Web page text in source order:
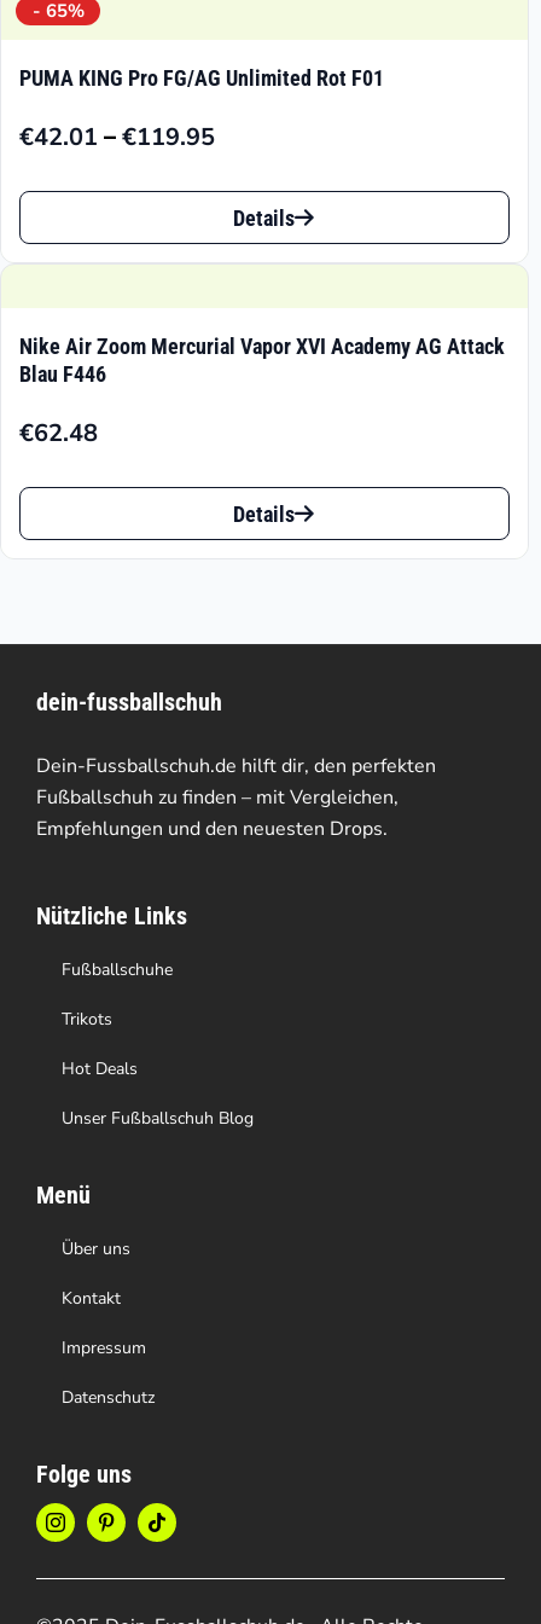
- 65%
PUMA KING Pro FG/AG Unlimited Rot F01
€42.01 –€119.95
Preisspanne:
€42.01
€119.95
Dieses
Produkt
Varianten
Optionen
können
gewählt
werden
Details
Nike Air Zoom Mercurial Vapor XVI Academy AG Attack
Blau F446
€62.48
Dieses
Produkt
auf.
Die
Optionen
können
der
Produktseite
gewählt
werden
Details
dein-fussballschuh
Dein-Fussballschuh.de hilft dir, den perfekten
Fußballschuh zu finden – mit Vergleichen,
Empfehlungen und den neuesten Drops.
Nützliche Links
Fußballschuhe
Trikots
Hot Deals
Unser Fußballschuh Blog
Menü
Über uns
Kontakt
Impressum
Datenschutz
Folge uns